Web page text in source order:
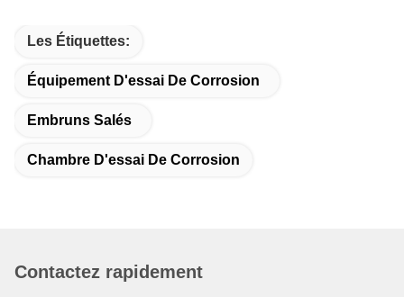
Les Étiquettes:
Équipement D'essai De Corrosion
Embruns Salés
Chambre D'essai De Corrosion
Contactez rapidement